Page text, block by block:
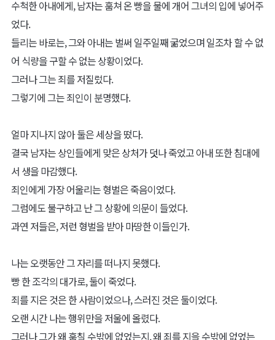
수척한 아내에게, 남자는 훔쳐 온 빵을 물에 개어 그녀의 입에 넣어주
었다.
들리는 바로는, 그와 아내는 벌써 일주일째 굶었으며 일조차 할 수 없
어 식량을 구할 수 없는 상황이었다.
그러나 그는 죄를 저질렀다.
그렇기에 그는 죄인이 분명했다.
얼마 지나지 않아 둘은 세상을 떴다.
결국 남자는 상인들에게 맞은 상처가 덧나 죽었고 아내 또한 침대에
서 생을 마감했다.
죄인에게 가장 어울리는 형벌은 죽음이었다.
그럼에도 불구하고 난 그 상황에 의문이 들었다.
과연 저들은, 저런 형벌을 받아 마땅한 이들인가.
나는 오랫동안 그 자리를 떠나지 못했다.
빵 한 조각의 대가로, 둘이 죽었다.
죄를 지은 것은 한 사람이었으나, 스러진 것은 둘이었다.
오랜 시간 나는 행위만을 저울에 올렸다.
그러나 그가 왜 훔칠 수밖에 없었는지, 왜 죄를 지을 수밖에 없었는